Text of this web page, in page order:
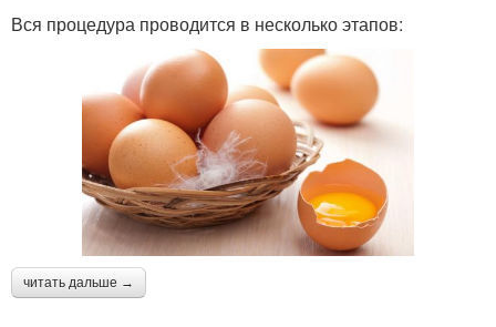
Вся процедура проводится в несколько этапов:
читать дальше →